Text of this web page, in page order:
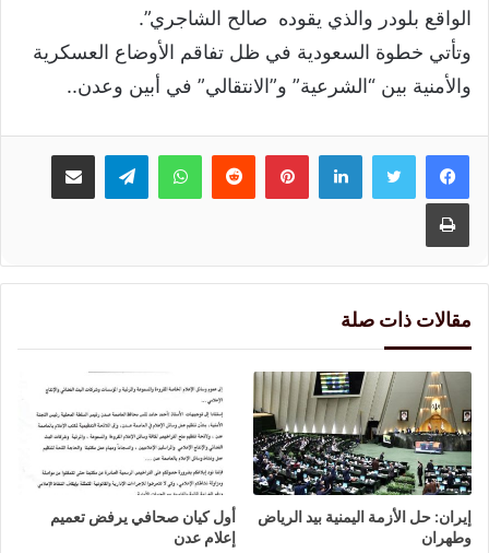
الواقع بلودر والذي يقوده صالح الشاجري”.
وتأتي خطوة السعودية في ظل تفاقم الأوضاع العسكرية
والأمنية بين “الشرعية” و”الانتقالي” في أبين وعدن..
لينكدإنبينتيريست واتسابتيلقرام مشاركة عبر البريد
طباعة
مقالات ذات صلة
إيران: حل الأزمة اليمنية بيد الرياض
وطهران
أول كيان صحافي يرفض تعميم
إعلام عدن